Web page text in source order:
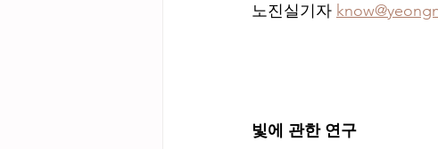
노진실기자
빛에 관한 연구